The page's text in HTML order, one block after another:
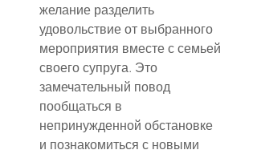
желание разделить
удовольствие от выбранного
мероприятия вместе с семьей
своего супруга. Это
замечательный повод
пообщаться в
непринужденной обстановке
и познакомиться с новыми